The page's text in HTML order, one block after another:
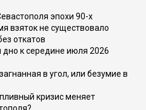
эпохи 90-х
взяток не существовало
откатов
к середине июля 2026
в угол, или безумие в
кризис меняет